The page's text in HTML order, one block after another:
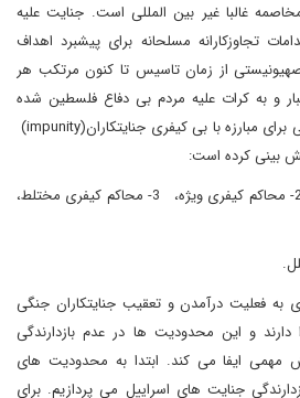
غالبا غیر بین المللی است. جنایت علیه
تجاوزکارانه مسلحانه برای پیشبرد اهداف
از زمان تاسیس تا کنون مرتکب هر
و به کرات علیه مردم بی دفاع فلسطین شده
مبارزه با بی کیفری جنایتکاران((impunity
بینی کرده است:
1-دیوان کیفری بین المللی، 2- محاکم کیفری ویژه، 3- محاکم کیفری مختلط،
به فعلیت درآمدن و تعقیب جنایتکاران جنگی
و این محدودیت ها در عدم بازدارندگی
مهمی ایفا می کند. ابتدا به محدودیت های
جنایت های اسراییل می پردازیم. برای